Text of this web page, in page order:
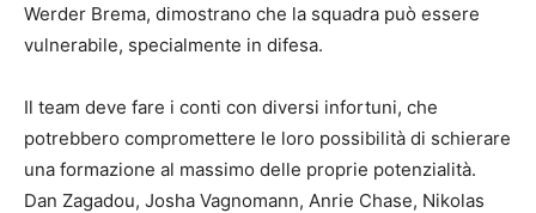
Werder Brema, dimostrano che la squadra può essere
vulnerabile, specialmente in difesa.
Il team deve fare i conti con diversi infortuni, che
potrebbero compromettere le loro possibilità di schierare
una formazione al massimo delle proprie potenzialità.
Dan Zagadou, Josha Vagnomann, Anrie Chase, Nikolas